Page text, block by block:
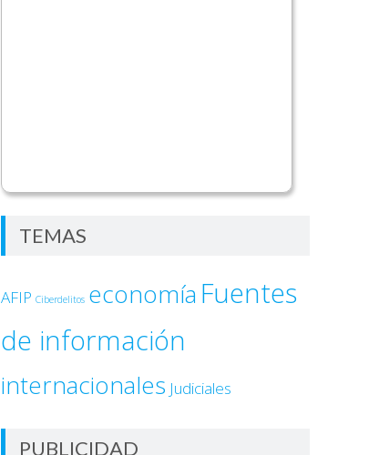
TEMAS
AFIP Ciberdelitos economía Fuentes
de información
internacionales Judiciales
PUBLICIDAD